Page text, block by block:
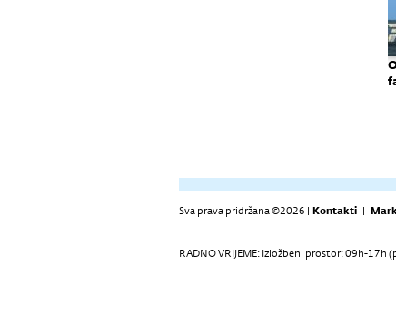
Sva prava pridržana ©2026 | Kontakti |
RADNO VRIJEME: Izložbeni prostor: 09h-